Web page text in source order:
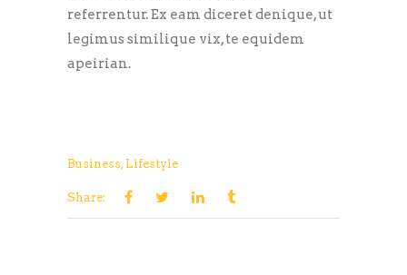
referrentur. Ex eam diceret denique, ut
legimus similique vix, te equidem
apeirian.
Business, Lifestyle
Share: